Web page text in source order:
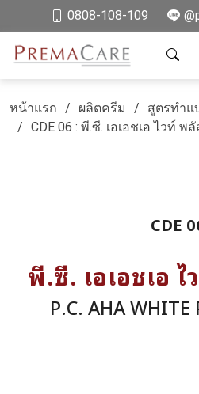
0808-108-109
หน้าแรก ผลิตครีม
สูตรทำแ
CDE 06 : พี.ซี. เอเอชเอ ไวท์ พ
CDE
พี.ซี. เอเอชเอ
P.C. AHA WHITE